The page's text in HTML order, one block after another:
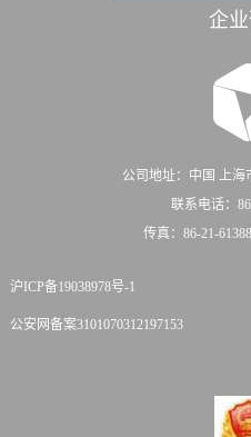
企
公司地址：中国 上海
联系电话：
传真：86-21-
沪ICP备19038978号-1
公安网备案3101070312197153